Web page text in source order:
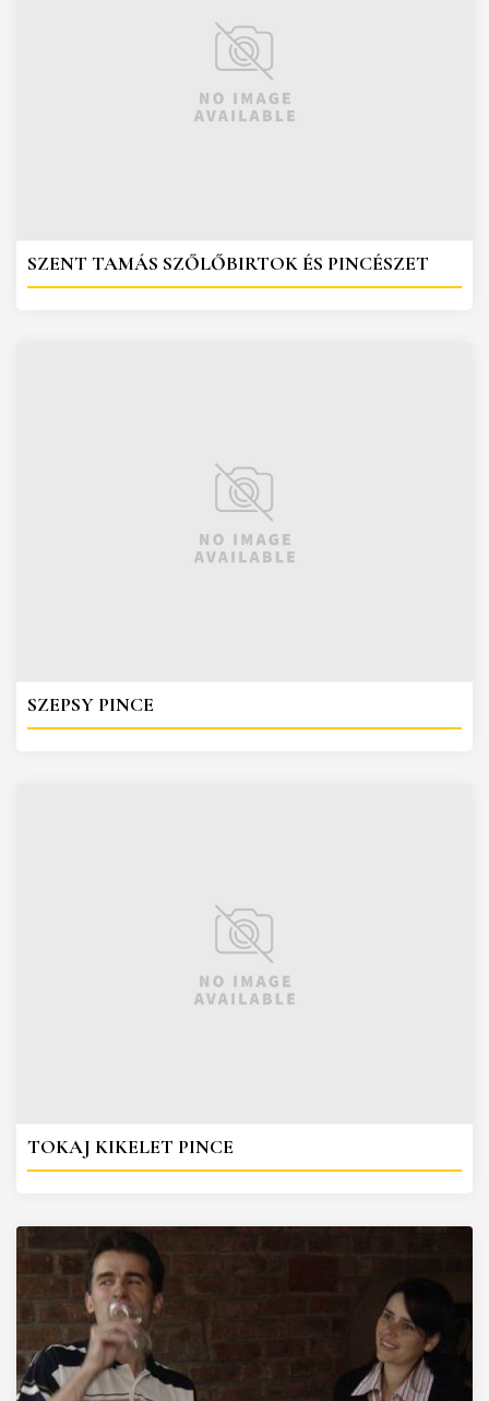
SZENT TAMÁS SZŐLŐBIRTOK ÉS PINCÉSZET
SZEPSY PINCE
TOKAJ KIKELET PINCE